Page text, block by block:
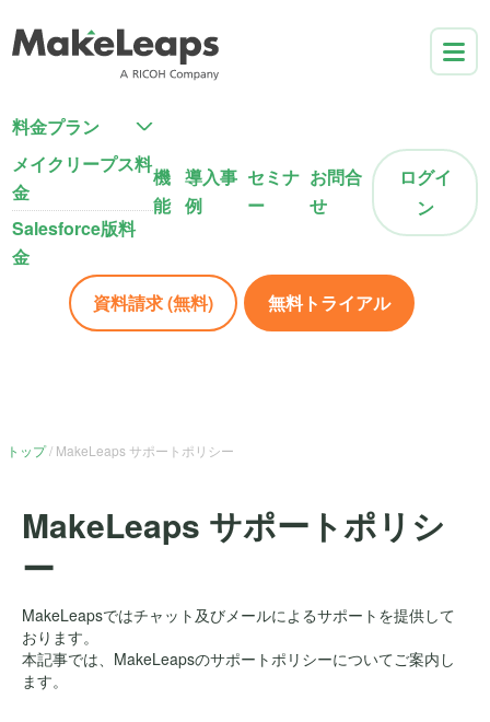
料金プラン
メイクリープス料
金
Salesforce版料
金
機
能
導入事
例
セミナ
ー
お問合
せ
ログイ
ン
資料請求 (無料) 無料トライアル
トップ MakeLeaps サポートポリシー
MakeLeaps サポートポリシ
ー
MakeLeapsではチャット及びメールによるサポートを提供して
おります。
本記事では、MakeLeapsのサポートポリシーについてご案内し
ます。